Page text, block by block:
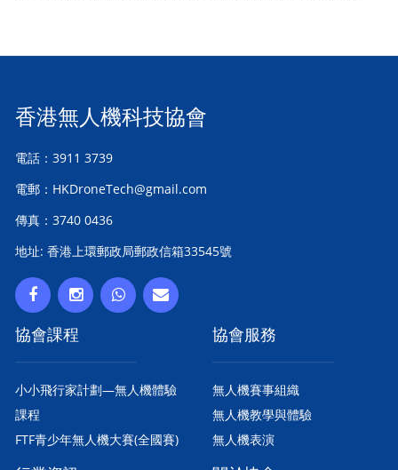
香港無人機科技協會
電話：3911 3739
電郵：HKDroneTech@gmail.com
傳真：3740 0436
地址: 香港上環郵政局郵政信箱33545號
協會課程
小小飛行家計劃—無人機體驗
課程
FTF青少年無人機大賽(全國賽)
協會服務
無人機賽事組織
無人機教學與體驗
無人機表演